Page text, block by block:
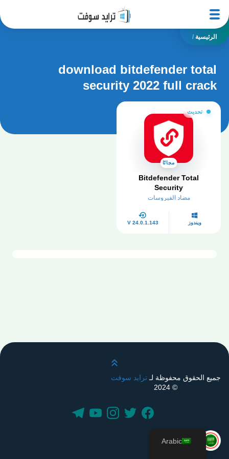
الرئيسية /
download bitdefender total
security 2022 full crack
تحديث
مجانًا
Bitdefender Total
Security
مضاد الفيروسات
ويندوز V 24.0.1.143
قم بالتمرير لأعلى
جميع الحقوق محفوظة لـترايد سوفت
© 2024
Arabic